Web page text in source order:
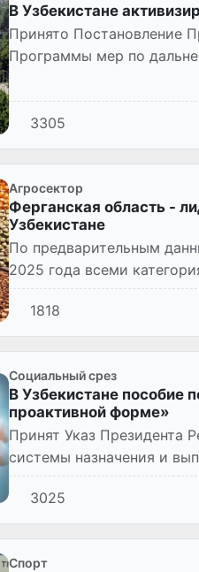
В Узбекистане
Принято Постановление
Программы мер по
3305
Агросектор
Ферганская область -
Узбекистане
По предварительным
2025 года всеми
и зернобобовых...
1818
Социальный срез
В Узбекистане пособие
проактивной форме»
Принят Указ Президента
системы назначения и
страхованию» (№УП–206
3025
Спорт